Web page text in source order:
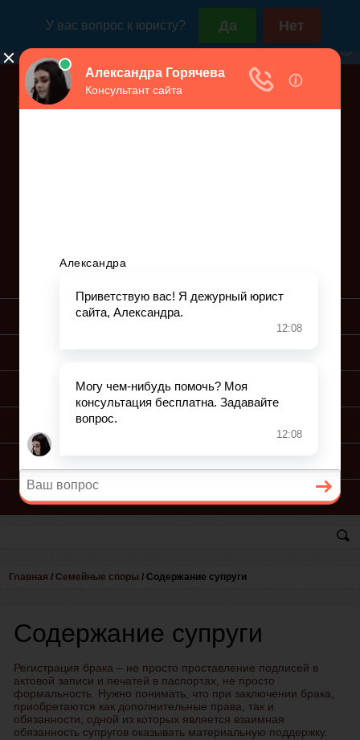
УСЛУГИ ЮРИСТА
ПОДГОТОВКА ИСКА
КОНСУЛЬТАЦИЯ ЮРИСТА
Главная / Семейные споры / Содержание супруги
Содержание супруги
Регистрация брака – не просто проставление подписей в
актовой записи и печатей в паспортах, не просто
формальность. Нужно понимать, что при заключении брака,
приобретаются как дополнительные права, так и
обязанности, одной из которых является взаимная
обязанность супругов оказывать материальную поддержку.